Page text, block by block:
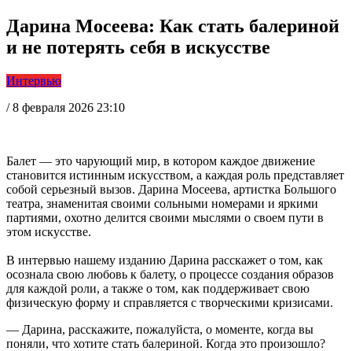
Дарина Мосеева: Как стать балериной
и не потерять себя в искусстве
Интервью
/ 8 февраля 2026 23:10
Балет — это чарующий мир, в котором каждое движение
становится истинным искусством, а каждая роль представляет
собой серьезный вызов. Дарина Мосеева, артистка Большого
театра, знаменитая своими сольными номерами и яркими
партиями, охотно делится своими мыслями о своем пути в
этом искусстве.
В интервью нашему изданию Дарина расскажет о том, как
осознала свою любовь к балету, о процессе создания образов
для каждой роли, а также о том, как поддерживает свою
физическую форму и справляется с творческими кризисами.
— Дарина, расскажите, пожалуйста, о моменте, когда вы
поняли, что хотите стать балериной. Когда это произошло?